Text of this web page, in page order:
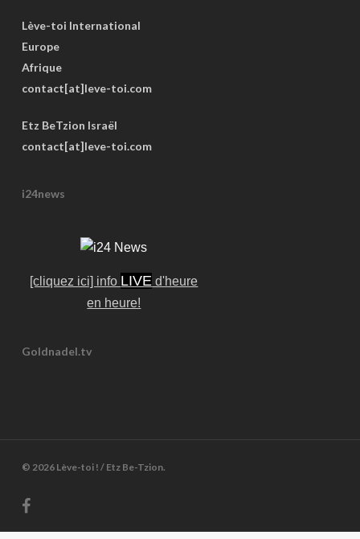
Lève-toi International
Europe
Afrique
contact[at]leve-toi.com
Etz BeTzion Israël
contact[at]leve-toi.com
i24news
[cliquez ici] info LIVE d'heure
en heure!
Goldnadel.tv
© 2026 Lève-toi ! / Etz Be-Tzion.
facebook